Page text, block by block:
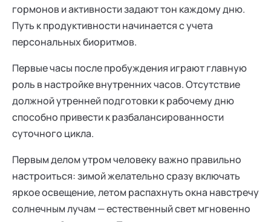
гормонов и активности задают тон каждому дню.
Путь к продуктивности начинается с учета
персональных биоритмов.
Первые часы после пробуждения играют главную
роль в настройке внутренних часов. Отсутствие
должной утренней подготовки к рабочему дню
способно привести к разбалансированности
суточного цикла.
Первым делом утром человеку важно правильно
настроиться: зимой желательно сразу включать
яркое освещение, летом распахнуть окна навстречу
солнечным лучам — естественный свет мгновенно